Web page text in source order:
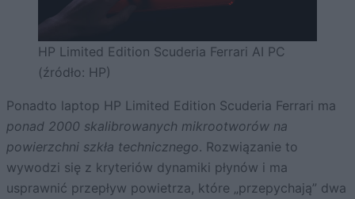
HP Limited Edition Scuderia Ferrari AI PC
(źródło: HP)
Ponadto laptop HP Limited Edition Scuderia Ferrari ma
ponad 2000 skalibrowanych mikrootworów na
powierzchni szkła technicznego. Rozwiązanie to
wywodzi się z kryteriów dynamiki płynów i ma
usprawnić przepływ powietrza, które „przepychają” dwa